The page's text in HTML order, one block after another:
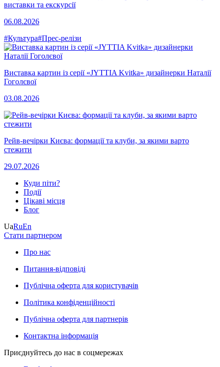
виставки та екскурсії
06.08.2026
#Культура#Прес-релізи
Виставка картин із серії «JYTTIA Kvitka» дизайнерки Наталії
Гоголєвої
03.08.2026
Рейв-вечірки Києва: формації та клуби, за якими варто
стежити
29.07.2026
Куди піти?
Події
Цікаві місця
Блог
UaRuEn
Стати партнером
Про нас
Питання-відповіді
Публічна оферта для користувачів
Політика конфіденційності
Публічна оферта для партнерів
Контактна інформація
Приєднуйтесь до нас в соцмережах